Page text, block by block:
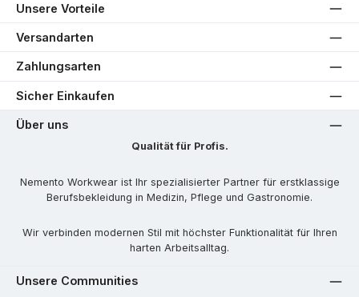
Unsere Vorteile
Versandarten
Zahlungsarten
Sicher Einkaufen
Über uns
Qualität für Profis.
Nemento Workwear ist Ihr spezialisierter Partner für erstklassige
Berufsbekleidung in Medizin, Pflege und Gastronomie.
Wir verbinden modernen Stil mit höchster Funktionalität für Ihren
harten Arbeitsalltag.
Unsere Communities